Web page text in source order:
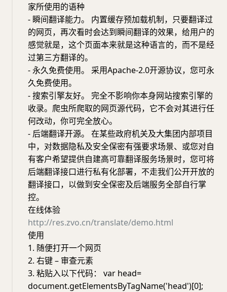
家所使用的语种
- 瞬间翻译能力。 内置缓存预加载机制，只要翻译过
的网页，再次看时会达到瞬间翻译的效果，给用户的
感觉就是，这个页面本来就是这种语言的，而不是经
过第三方翻译的。
- 永久免费使用。 采用Apache-2.0开源协议，您可永
久免费使用。
- 搜索引擎友好。 完全不影响你本身网站搜索引擎的
收录。爬虫所爬取的网页源代码，它不会对其进行任
何改动，你可完全放心。
- 后端翻译开源。 在某些政府机关及大集团内部项目
中，对数据隐私及安全保密有强要求场景、或您对自
有客户希望提供自建高可靠翻译服务场景时，您可将
后端翻译接口进行私有化部署，不走我们公开开放的
翻译接口，以做到安全保密及后端服务全部自行掌
控。
在线体验
http://res.zvo.cn/translate/demo.html
使用
1. 随便打开一个网页
2. 右键 – 审查元素
3. 粘贴入以下代码： var head=
document.getElementsByTagName('head')[0];